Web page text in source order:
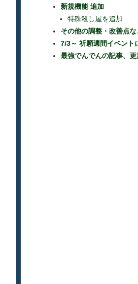
新規機能 追加
特殊殺し屋を追加
その他の調整・改善点な
7/3～ 祈願週間イベント
最強でんでんの記事、更